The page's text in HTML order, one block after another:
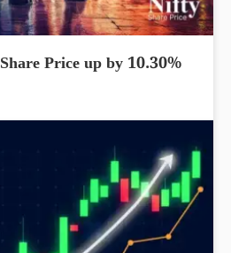
Price up by 10.30%